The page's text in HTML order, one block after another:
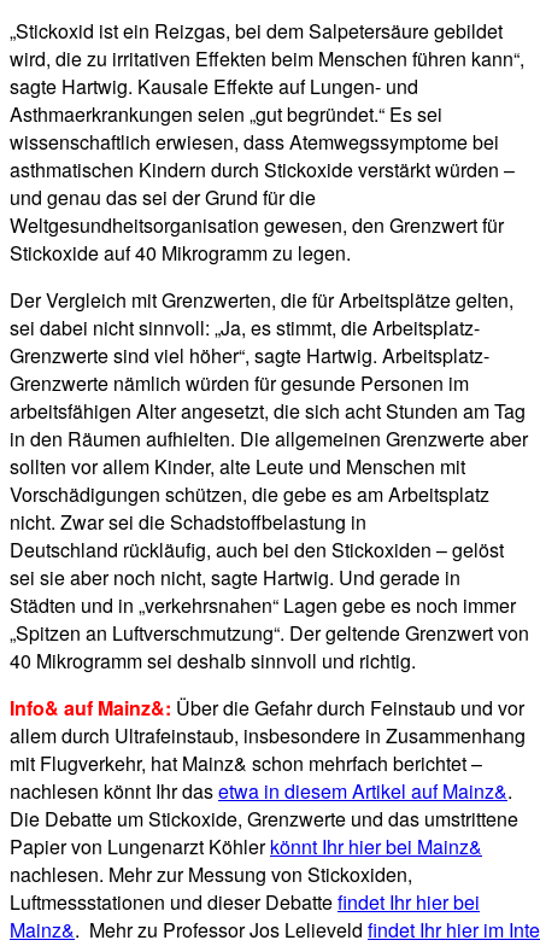
„Stickoxid ist ein Reizgas, bei dem Salpetersäure gebildet
wird, die zu irritativen Effekten beim Menschen führen kann“,
sagte Hartwig. Kausale Effekte auf Lungen- und
Asthmaerkrankungen seien „gut begründet.“ Es sei
wissenschaftlich erwiesen, dass Atemwegssymptome bei
asthmatischen Kindern durch Stickoxide verstärkt würden –
und genau das sei der Grund für die
Weltgesundheitsorganisation gewesen, den Grenzwert für
Stickoxide auf 40 Mikrogramm zu legen.
Der Vergleich mit Grenzwerten, die für Arbeitsplätze gelten,
sei dabei nicht sinnvoll: „Ja, es stimmt, die Arbeitsplatz-
Grenzwerte sind viel höher“, sagte Hartwig. Arbeitsplatz-
Grenzwerte nämlich würden für gesunde Personen im
arbeitsfähigen Alter angesetzt, die sich acht Stunden am Tag
in den Räumen aufhielten. Die allgemeinen Grenzwerte aber
sollten vor allem Kinder, alte Leute und Menschen mit
Vorschädigungen schützen, die gebe es am Arbeitsplatz
nicht. Zwar sei die Schadstoffbelastung in
Deutschland rückläufig, auch bei den Stickoxiden – gelöst
sei sie aber noch nicht, sagte Hartwig. Und gerade in
Städten und in „verkehrsnahen“ Lagen gebe es noch immer
„Spitzen an Luftverschmutzung“. Der geltende Grenzwert von
40 Mikrogramm sei deshalb sinnvoll und richtig.
Info& auf Mainz&: Über die Gefahr durch Feinstaub und vor
allem durch Ultrafeinstaub, insbesondere in Zusammenhang
mit Flugverkehr, hat Mainz& schon mehrfach berichtet –
nachlesen könnt Ihr dasetwa in diesem Artikel auf Mainz&.
Die Debatte um Stickoxide, Grenzwerte und das umstrittene
Papier von Lungenarzt Köhlerkönnt Ihr hier bei Mainz&
nachlesen. Mehr zur Messung von Stickoxiden,
Luftmessstationen und dieser Debattefindet Ihr hier bei
Mainz&. Mehr zu Professor Jos Lelieveld findet Ihr hier im